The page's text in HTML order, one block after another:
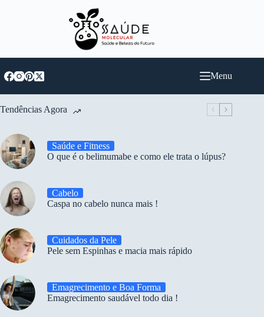
Menu
Tendências Agora
Saúde e Fitness
O que é o belimumabe e como ele trata o lúpus?
Cabelo
Caspa no cabelo nunca mais !
Cuidados da Pele
Pele sem Espinhas e macia mais rápido
Emagrecimento e Boa Forma
Emagrecimento saudável todo dia !